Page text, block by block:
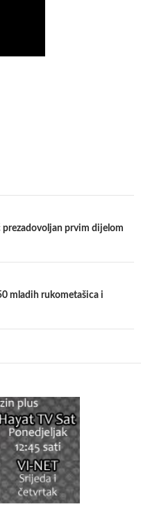
prezadovoljan prvim dijelom
mladih rukometašica i